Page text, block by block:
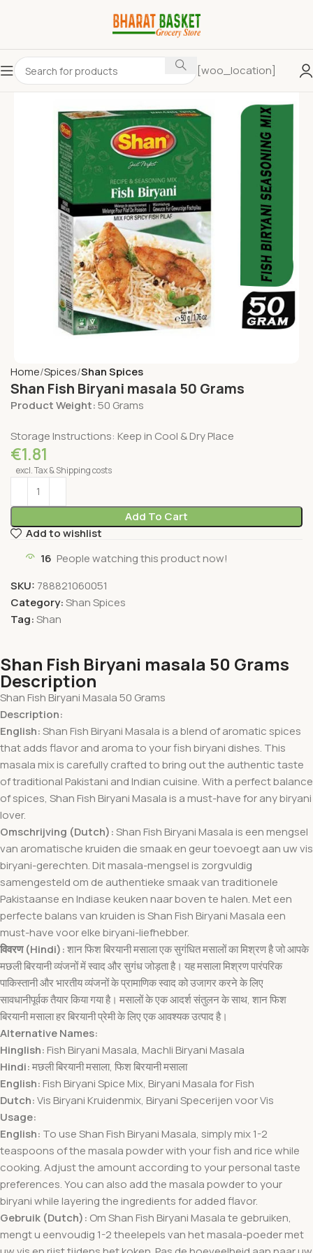
[woo_location]
Home Spices Shan Spices
Shan Fish Biryani masala 50 Grams
Product Weight:50 Grams
Storage Instructions: Keep in Cool & Dry Place
€1.81
excl. Tax & Shipping costs
Add To Cart
Add to wishlist
16 People watching this product now!
SKU: 788821060051
Category:Shan Spices
Tag:Shan
Shan Fish Biryani masala 50 Grams
Description
Shan Fish Biryani Masala 50 Grams
Description:
English:Shan Fish Biryani Masala is a blend of aromatic spices
that adds flavor and aroma to your fish biryani dishes. This
masala mix is carefully crafted to bring out the authentic taste
of traditional Pakistani and Indian cuisine. With a perfect balance
of spices, Shan Fish Biryani Masala is a must-have for any biryani
lover.
Omschrijving (Dutch):Shan Fish Biryani Masala is een mengsel
van aromatische kruiden die smaak en geur toevoegt aan uw vis
biryani-gerechten. Dit masala-mengsel is zorgvuldig
samengesteld om de authentieke smaak van traditionele
Pakistaanse en Indiase keuken naar boven te halen. Met een
perfecte balans van kruiden is Shan Fish Biryani Masala een
must-have voor elke biryani-liefhebber.
विवरण (Hindi):शान फिश बिरयानी मसाला एक सुगंधित मसालों का मिश्रण है जो आपके
मछली बिरयानी व्यंजनों में स्वाद और सुगंध जोड़ता है। यह मसाला मिश्रण पारंपरिक
पाकिस्तानी और भारतीय व्यंजनों के प्रामाणिक स्वाद को उजागर करने के लिए
सावधानीपूर्वक तैयार किया गया है। मसालों के एक आदर्श संतुलन के साथ, शान फिश
बिरयानी मसाला हर बिरयानी प्रेमी के लिए एक आवश्यक उत्पाद है।
Alternative Names:
Hinglish: Fish Biryani Masala, Machli Biryani Masala
Hindi:मछली बिरयानी मसाला, फिश बिरयानी मसाला
English: Fish Biryani Spice Mix, Biryani Masala for Fish
Dutch:Vis Biryani Kruidenmix, Biryani Specerijen voor Vis
Usage:
English: To use Shan Fish Biryani Masala, simply mix 1-2
teaspoons of the masala powder with your fish and rice while
cooking. Adjust the amount according to your personal taste
preferences. You can also add the masala powder to your
biryani while layering the ingredients for added flavor.
Gebruik (Dutch): Om Shan Fish Biryani Masala te gebruiken,
mengt u eenvoudig 1-2 theelepels van het masala-poeder met